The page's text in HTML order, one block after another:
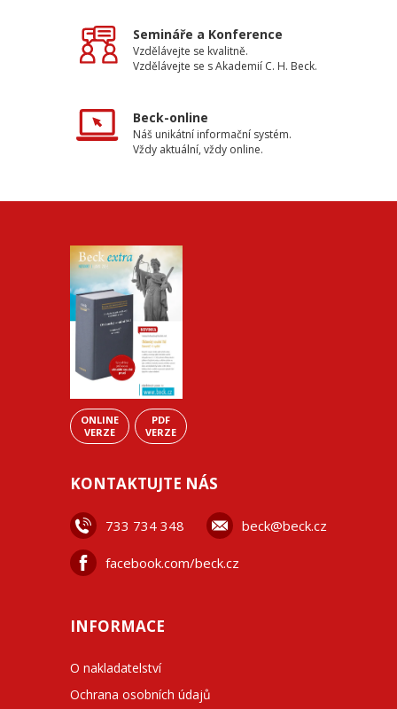
Semináře a Konference
Vzdělávejte se kvalitně.
Vzdělávejte se s Akademií C. H. Beck.
Beck-online
Náš unikátní informační systém.
Vždy aktuální, vždy online.
ONLINE
VERZE
PDF
VERZE
KONTAKTUJTE NÁS
733 734 348 beck@beck.cz
facebook.com/beck.cz
INFORMACE
O nakladatelství
Ochrana osobních údajů